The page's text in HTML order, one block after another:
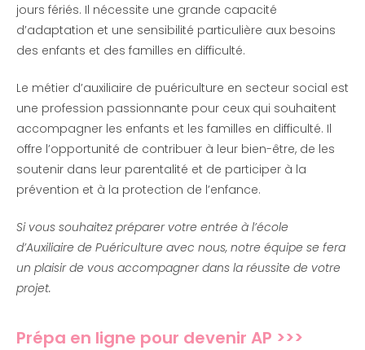
jours fériés. Il nécessite une grande capacité
d’adaptation et une sensibilité particulière aux besoins
des enfants et des familles en difficulté.
Le métier d’auxiliaire de puériculture en secteur social est
une profession passionnante pour ceux qui souhaitent
accompagner les enfants et les familles en difficulté. Il
offre l’opportunité de contribuer à leur bien-être, de les
soutenir dans leur parentalité et de participer à la
prévention et à la protection de l’enfance.
Si vous souhaitez préparer votre entrée à l’école
d’Auxiliaire de Puériculture avec nous, notre équipe se fera
un plaisir de vous accompagner dans la réussite de votre
projet.
Prépa en ligne pour devenir AP >>>